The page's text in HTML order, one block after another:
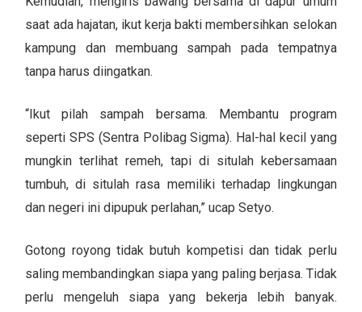
saat ada hajatan, ikut kerja bakti membersihkan selokan
kampung dan membuang sampah pada tempatnya
tanpa harus diingatkan.
“Ikut pilah sampah bersama. Membantu program
seperti SPS (Sentra Polibag Sigma). Hal-hal kecil yang
mungkin terlihat remeh, tapi di situlah kebersamaan
tumbuh, di situlah rasa memiliki terhadap lingkungan
dan negeri ini dipupuk perlahan,” ucap Setyo.
Gotong royong tidak butuh kompetisi dan tidak perlu
saling membandingkan siapa yang paling berjasa. Tidak
perlu mengeluh siapa yang bekerja lebih banyak.